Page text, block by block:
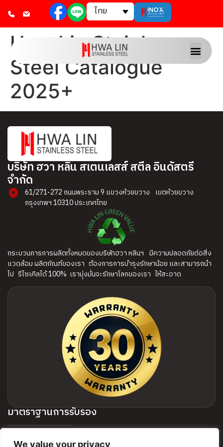
We value your privacy
ไทย
Hwa Lin Stainless
Steel Catalogue
2025+
บริษัท ฮวา หลิน สเตนเลสส์ สตีล อินดัสตรี
จำกัด​
61/271-272 ถนนพระราม 9 แขวงห้วยขวาง เขตห้วยขวาง
กรุงเทพฯ 10310 ประเทศไทย
กระบวนการการผลิตทั้งหมดของบริษัทฮวา หลินฯ มีความปลอดภัยต่อสิ่ง
แวดล้อม ผลิตภัณฑ์ของเรา ต้องการการบำรุงรักษาน้อย และสามารถนำ
ไป รีไซเคิลได้ 100% เรามุ่งมั่นจะรักษาโลกของเรา ให้สะอาด
มาตราฐานการรับรอง